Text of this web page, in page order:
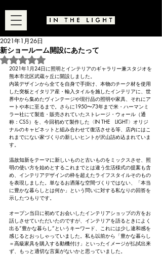
新ショールーム開設にあたって
2021年1月26日
5つ星のうちNaNと評価されています。
2021年1月24日に照明とインテリアのギャラリー兼スタジオを
熊本市北区武蔵ヶ丘に開設しました。
内装デザインから全てを自身で手掛け、本物のチーク材を使用
した突板とイタリア産・輸入タイルを施したインテリアに、世
界中から集めたヴィンテージや現行品の照明や家具、それにア
ートや本に至るまで。さらに1950〜73年まで米・ハーマンミ
ラー社にて製造・販売されていたストレージ・ウォール（通
称：CSS）を、今回初めて製作した〈IN THE　LIGHT〉オリジ
ナルのキャビネットと組み合わせて復活させる等、店内にはこ
れまでにない家づくりの新しいヒントが沢山詰め込まれていま
す。
温故知新をテーマに新しいものと古いものをミックスさせ、照
明の使い方を始めとするこれまでとは違う生活様式の提案も含
め、インテリアデザインの枠を超えたライフスタイルそのもの
を表現しました。単なるお洒落な空間づくりではない、「本当
に豊かな暮らしとは何か」という問いに対する私なりの回答を
示したつもりです。
オープン当日に初めてお会いしたインテリアショップの方をお
話しさせていただいたのですが、インテリアを語るときによく
出る”豊かな暮らし”というキーワード、これには少し違和感を
感じるとおっしゃっていました。私も以前から「豊かな暮らし
＝高級家具を購入する動機付け」といったイメージが払拭出来
ず、もっと適切な言葉がないかと思っていました。